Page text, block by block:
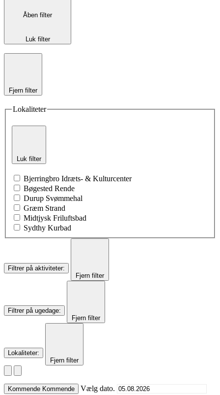
Åben filter
Luk filter
Fjern filter
Lokaliteter
Luk filter
Bjerringbro Idræts- & Kulturcenter
Bøgested Rende
Durup Svømmehal
Græm Strand
Midtjysk Friluftsbad
Sydthy Kurbad
Filtrer på aktiviteter:
Fjern filter
Filtrer på ugedage:
Fjern filter
Lokaliteter:
Fjern filter
Kommende Kommende Vælg dato.